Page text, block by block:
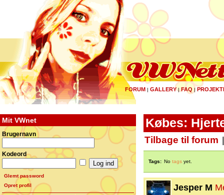
FORUM | GALLERY|FAQ |
Mit VWnet
Brugernavn
Kodeord
Glemt password
Opret profil
Købes:
Tilbage til forum
Tags: No tags yet.
Jesper M